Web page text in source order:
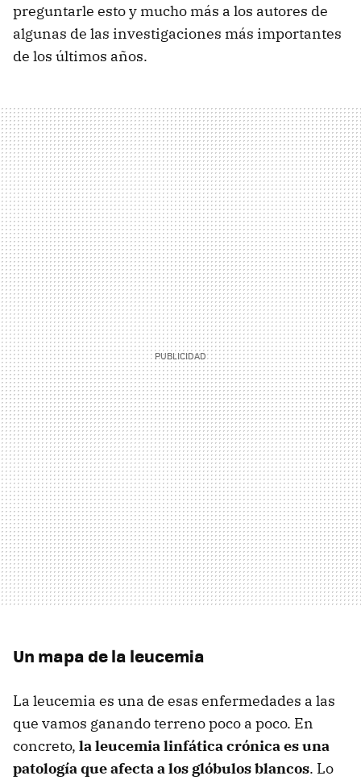
preguntarle esto y mucho más a los autores de
algunas de las investigaciones más importantes
de los últimos años.
Un mapa de la leucemia
La leucemia es una de esas enfermedades a las
que vamos ganando terreno poco a poco. En
concreto, la leucemia linfática crónica es una
patología que afecta a los glóbulos blancos. Lo